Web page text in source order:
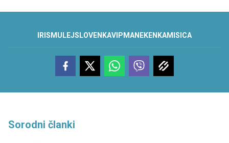
IRIS MULEJSLOVENKAVIP MANEKENKAMISICA
Sorodni članki